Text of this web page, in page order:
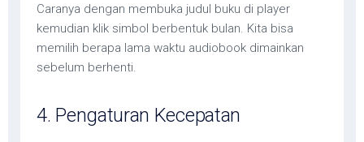
Caranya dengan membuka judul buku di player
kemudian klik simbol berbentuk bulan. Kita bisa
memilih berapa lama waktu audiobook dimainkan
sebelum berhenti.
4. Pengaturan Kecepatan